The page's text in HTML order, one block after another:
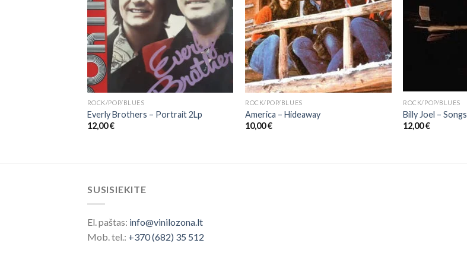
ROCK/POP/BLUES
Everly Brothers – Portrait 2Lp
12,00€
ROCK/POP/BLUES
America – Hideaway
10,00€
ROCK/POP/BLUES
Billy Joel –
12,00€
SUSISIEKITE
El. paštas: info@vinilozona.lt
Mob. tel.: +370 (682) 35 512